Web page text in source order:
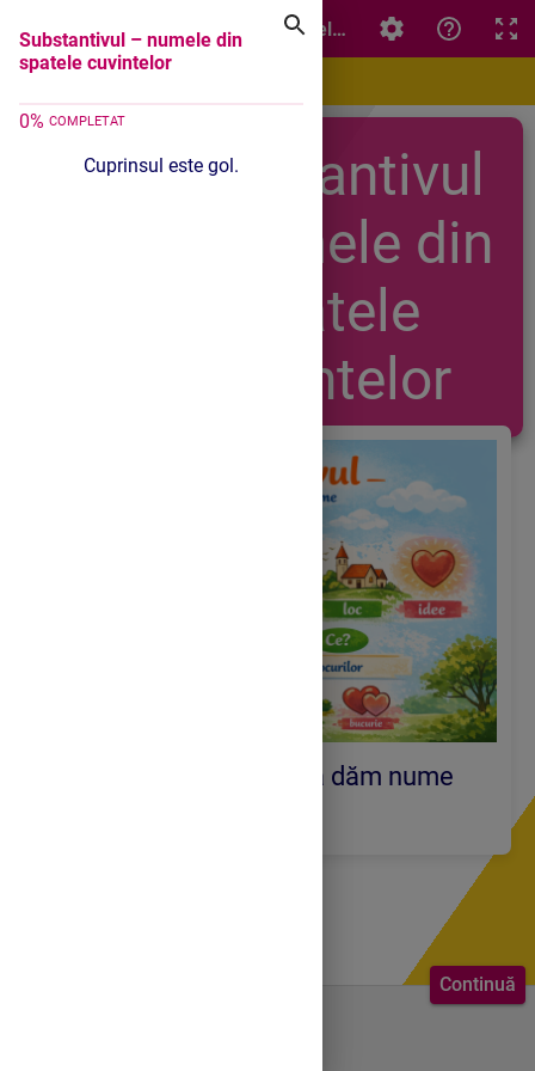
Substantivul – numele din
spatele cuvintelor
0% COMPLETAT
Cuprinsul este gol.
Continuă
Substantivul – numele din spatele cuvintelor
Substantivul
– numele din
spatele
cuvintelor
Cuvintele ne ajută să dăm nume